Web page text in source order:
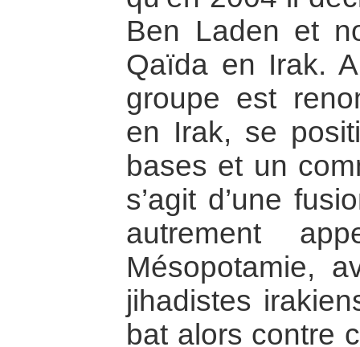
Ben Laden et
Qaïda en Irak.
groupe est
en Irak, se
bases et un
s’agit d’une
autrement
Mésopotamie,
jihadistes
bat alors contre